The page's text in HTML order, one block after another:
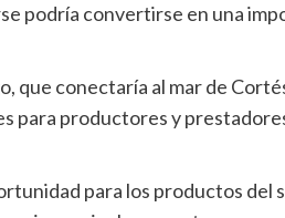
podría convertirse en una
que conectaría al mar de
para productores y
para los productos del